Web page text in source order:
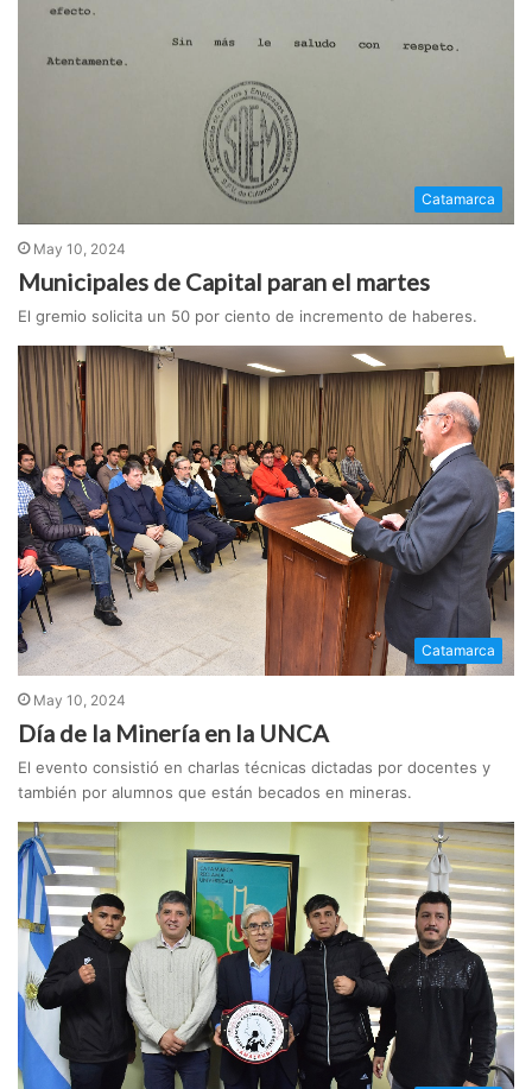
Catamarca
May 10, 2024
Municipales de Capital paran el martes
El gremio solicita un 50 por ciento de incremento de haberes.
Catamarca
May 10, 2024
Día de la Minería en la UNCA
El evento consistió en charlas técnicas dictadas por docentes y
también por alumnos que están becados en mineras.